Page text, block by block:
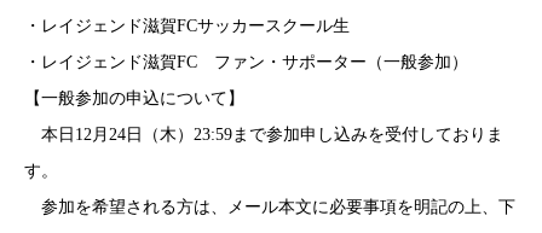
・レイジェンド滋賀FCサッカースクール生
・レイジェンド滋賀FC ファン・サポーター（一般参加）
【一般参加の申込について】
本日12月24日（木）23:59まで参加申し込みを受付しておりま
す。
参加を希望される方は、メール本文に必要事項を明記の上、下